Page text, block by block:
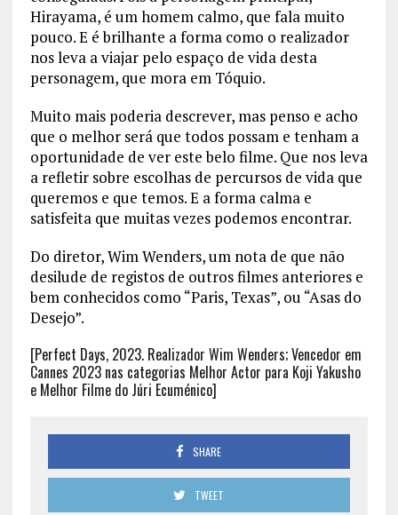
Hirayama, é um homem calmo, que fala muito
pouco. E é brilhante a forma como o realizador
nos leva a viajar pelo espaço de vida desta
personagem, que mora em Tóquio.
Muito mais poderia descrever, mas penso e acho
que o melhor será que todos possam e tenham a
oportunidade de ver este belo filme. Que nos leva
a refletir sobre escolhas de percursos de vida que
queremos e que temos. E a forma calma e
satisfeita que muitas vezes podemos encontrar.
Do diretor, Wim Wenders, um nota de que não
desilude de registos de outros filmes anteriores e
bem conhecidos como “Paris, Texas”, ou “Asas do
Desejo”.
[Perfect Days, 2023. Realizador Wim Wenders; Vencedor em
Cannes 2023 nas categorias Melhor Actor para Koji Yakusho
e Melhor Filme do Júri Ecuménico]
SHARE
TWEET